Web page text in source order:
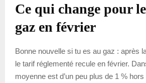
Ce qui change pour
gaz en février
Bonne nouvelle si tu es au gaz : après
le tarif réglementé recule en février.
moyenne est d’un peu plus de 1 %